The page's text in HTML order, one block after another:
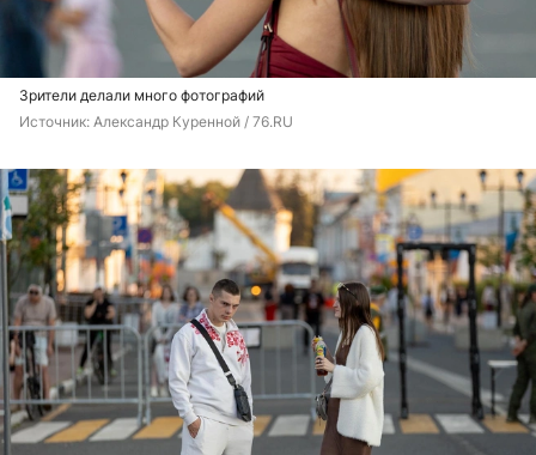
Зрители делали много фотографий
Источник: Александр Куренной / 76.RU